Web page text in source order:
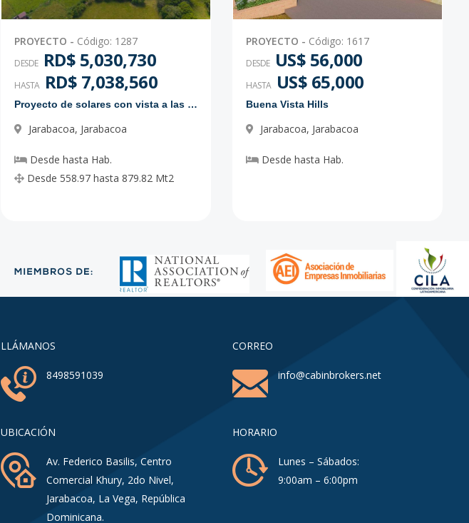
PROYECTO - Código: 1287
DESDE RD$ 5,030,730
HASTA RD$ 7,038,560
Proyecto de solares con vista a las montañas
Jarabacoa, Jarabacoa
Desde hasta Hab.
Desde 558.97 hasta 879.82 Mt2
PROYECTO - Código: 1617
DESDE US$ 56,000
HASTA US$ 65,000
Buena Vista Hills
Jarabacoa, Jarabacoa
Desde hasta Hab.
LLÁMANOS
8498591039
UBICACIÓN
Av. Federico Basilis, Centro
Comercial Khury, 2do Nivel,
Jarabacoa, La Vega, República
Dominicana.
CORREO
info@cabinbrokers.net
HORARIO
Lunes – Sábados:
9:00am – 6:00pm